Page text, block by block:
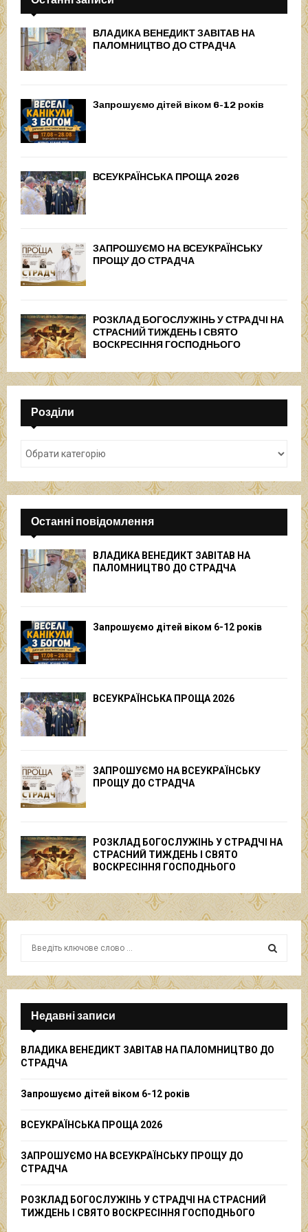
ВЛАДИКА ВЕНЕДИКТ ЗАВІТАВ НА
ПАЛОМНИЦТВО ДО СТРАДЧА
Запрошуємо дітей віком 6-12 років
ВСЕУКРАЇНСЬКА ПРОЩА 2026
ЗАПРОШУЄМО НА ВСЕУКРАЇНСЬКУ
ПРОЩУ ДО СТРАДЧА
РОЗКЛАД БОГОСЛУЖІНЬ У СТРАДЧІ НА
СТРАСНИЙ ТИЖДЕНЬ І СВЯТО
ВОСКРЕСІННЯ ГОСПОДНЬОГО
Розділи
Останні повідомлення
ВЛАДИКА ВЕНЕДИКТ ЗАВІТАВ НА
ПАЛОМНИЦТВО ДО СТРАДЧА
Запрошуємо дітей віком 6-12 років
ВСЕУКРАЇНСЬКА ПРОЩА 2026
ЗАПРОШУЄМО НА ВСЕУКРАЇНСЬКУ
ПРОЩУ ДО СТРАДЧА
РОЗКЛАД БОГОСЛУЖІНЬ У СТРАДЧІ НА
СТРАСНИЙ ТИЖДЕНЬ І СВЯТО
ВОСКРЕСІННЯ ГОСПОДНЬОГО
f
r
S
E
A
Недавні записи
ВЛАДИКА ВЕНЕДИКТ ЗАВІТАВ НА ПАЛОМНИЦТВО ДО
СТРАДЧА
Запрошуємо дітей віком 6-12 років
ВСЕУКРАЇНСЬКА ПРОЩА 2026
ЗАПРОШУЄМО НА ВСЕУКРАЇНСЬКУ ПРОЩУ ДО
СТРАДЧА
РОЗКЛАД БОГОСЛУЖІНЬ У СТРАДЧІ НА СТРАСНИЙ
ТИЖДЕНЬ І СВЯТО ВОСКРЕСІННЯ ГОСПОДНЬОГО